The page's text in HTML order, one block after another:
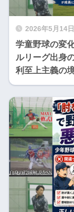
2026年5月14日
学童野球の変
ルリーグ出身
利至上主義の